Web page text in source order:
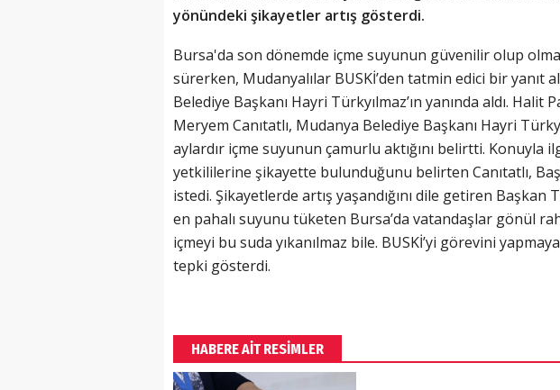
yönündeki şikayetler artış gösterdi.
Bursa'da son dönemde içme suyunun güvenilir olup
sürerken, Mudanyalılar BUSKİ’den tatmin edici bir yanıt
Belediye Başkanı Hayri Türkyılmaz’ın yanında aldı. Halit
Meryem Canıtatlı, Mudanya Belediye Başkanı Hayri
aylardır içme suyunun çamurlu aktığını belirtti. Konuyla
yetkililerine şikayette bulunduğunu belirten Canıtatlı,
istedi. Şikayetlerde artış yaşandığını dile getiren Başkan
en pahalı suyunu tüketen Bursa’da vatandaşlar gönül
içmeyi bu suda yıkanılmaz bile. BUSKİ’yi görevini
tepki gösterdi.
HABERE AİT RESİMLER